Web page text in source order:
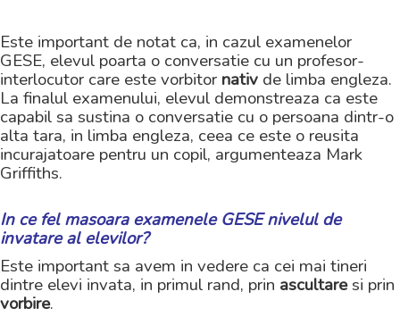
Este important de notat ca, in cazul examenelor
GESE, elevul poarta o conversatie cu un profesor-
interlocutor care este vorbitor nativ de limba engleza.
La finalul examenului, elevul demonstreaza ca este
capabil sa sustina o conversatie cu o persoana dintr-o
alta tara, in limba engleza, ceea ce este o reusita
incurajatoare pentru un copil, argumenteaza Mark
Griffiths.
In ce fel masoara examenele GESE nivelul de
invatare al elevilor?
Este important sa avem in vedere ca cei mai tineri
dintre elevi invata, in primul rand, prin ascultaresi prin
vorbire.